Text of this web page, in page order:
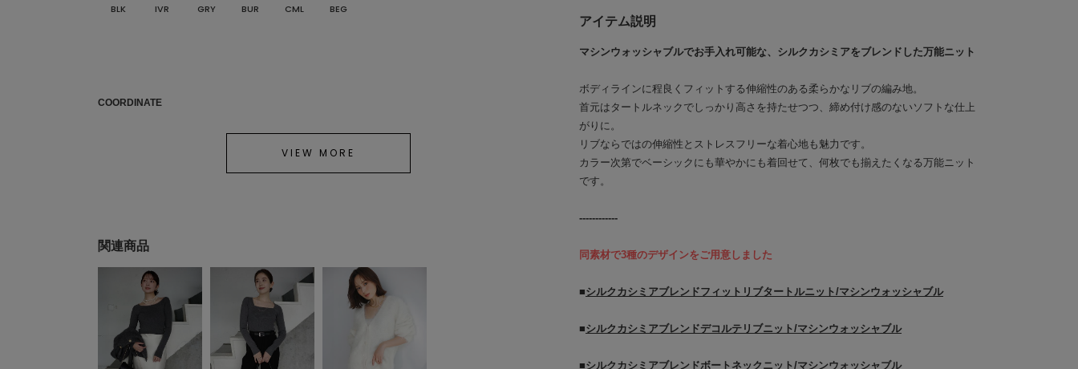
アイテム説明
マシンウォッシャブルでお手入れ可能な、シルクカシミアをブレンドした万能ニット
ボディラインに程良くフィットする伸縮性のある柔らかなリブの編み地。
首元はタートルネックでしっかり高さを持たせつつ、締め付け感のないソフトな仕上
がりに。
リブならではの伸縮性とストレスフリーな着心地も魅力です。
カラー次第でベーシックにも華やかにも着回せて、何枚でも揃えたくなる万能ニット
です。
------------
同素材で3種のデザインをご用意しました
■シルクカシミアブレンドフィットリブタートルニット/マシンウォッシャブル
■シルクカシミアブレンドデコルテリブニット/マシンウォッシャブル
■シルクカシミアブレンドボートネックニット/マシンウォッシャブル
BLK IVR GRY BUR CML BEG
COORDINATE
VIEW MORE
関連商品